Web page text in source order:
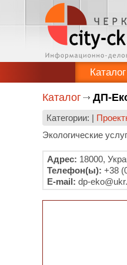
Каталог ДП-
Категории: |
Экологические
Адрес: 18000,
Телефон(ы): +38
E-mail: dp-